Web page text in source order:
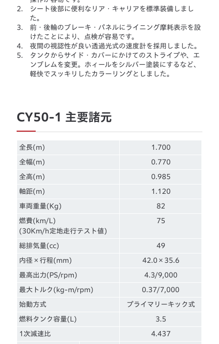
2.
シート後部に便利なリア・キャリアを標準装備しまし
た。
3.
前・後輪のブレーキ・パネルにライニング摩耗表示を設
けたことにより、点検が容易です。
4.
夜間の視認性が良い透過光式の速度計を採用しました。
5.
タンクからサイド・カバーにかけてのストライプや、エ
ンブレムを変更。ホィールをシルバー塗装にするなど、
軽快でスッキリしたカラーリングとしました。
CY50-1 主要諸元
全長(m) 1.700
全幅(m) 0.770
全高(m) 0.985
軸距(m) 1.120
車両重量(Kg) 82
燃費(km/L)
(30Km/h定地走行テスト値)
75
総排気量(cc) 49
内径×行程(mm) 42.0×35.6
最高出力(PS/rpm) 4.3/9,000
最大トルク(kg-m/rpm) 0.37/7,000
始動方式 プライマリーキック式
燃料タンク容量(L) 3.5
1次減速比 4.437